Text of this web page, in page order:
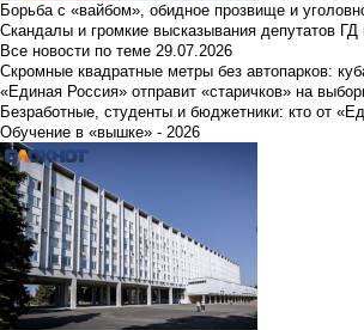
Борьба с «вайбом», обидное прозвище и
Скандалы и громкие высказывания депутатов ГД
Все новости по теме 29.07.2026
Скромные квадратные метры без автопарков:
«Единая Россия» отправит «старичков» на
Безработные, студенты и бюджетники: кто от
Обучение в «вышке» - 2026